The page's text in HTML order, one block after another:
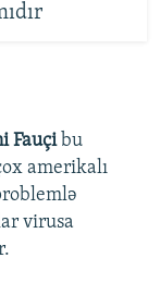
Fauçibu
amerikalı
virusa